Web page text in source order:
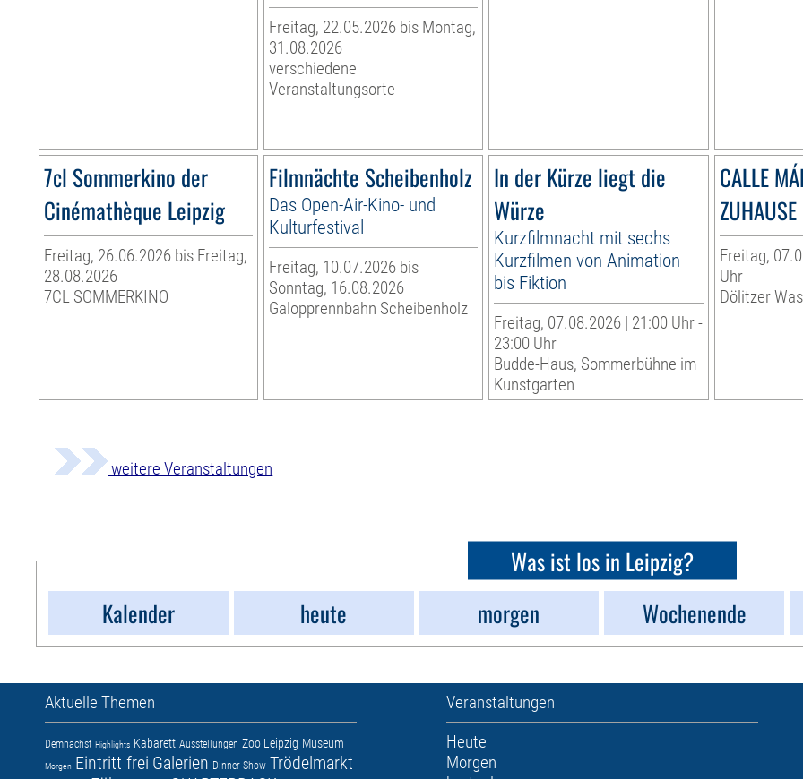
Freitag, 22.05.2026 bis Montag,
31.08.2026
verschiedene
Veranstaltungsorte
7cl Sommerkino der
Cinémathèque Leipzig
Freitag, 26.06.2026 bis Freitag,
28.08.2026
7CL SOMMERKINO
Filmnächte Scheibenholz
Das Open-Air-Kino- und
Kulturfestival
Freitag, 10.07.2026 bis
Sonntag, 16.08.2026
Galopprennbahn Scheibenholz
In der Kürze liegt die
Würze
Kurzfilmnacht mit sechs
Kurzfilmen von Animation
bis Fiktion
Freitag, 07.08.2026 | 21:00 Uhr -
23:00 Uhr
Budde-Haus, Sommerbühne im
Kunstgarten
CALLE
Freitag,
Uhr
Dölitzer
weitere Veranstaltungen
Was ist los in Leipzig?
Kalender
heute morgen Wochenende
Aktuelle Themen
Demnächst Highlights Kabarett Ausstellungen Zoo Leipzig Museum
Morgen Eintritt frei Galerien Dinner-Show Trödelmarkt
Veranstaltungen
Heute
Morgen